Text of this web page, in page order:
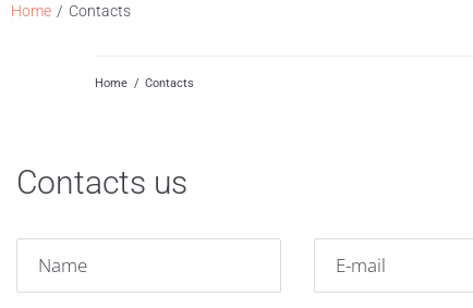
Home / Contacts
Home / Contacts
Contacts us